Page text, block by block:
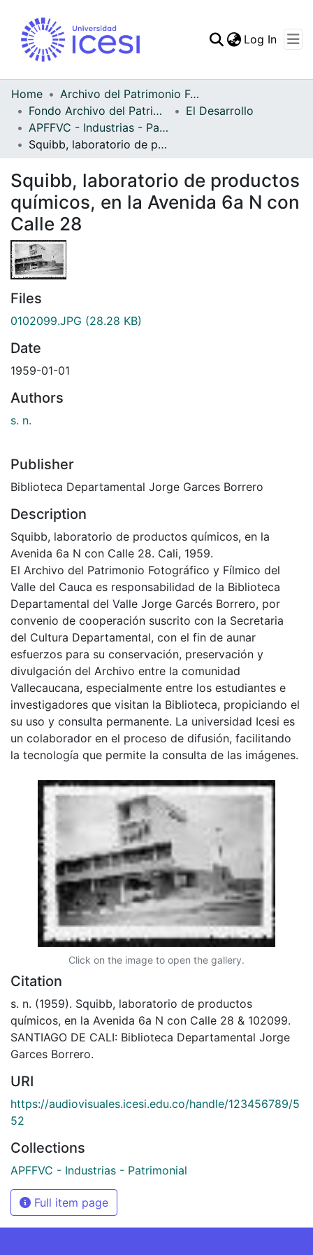
Statistics
Log In
Home
Archivo del Patrimonio Fotográfico y Fílmico del Valle del Cauca
Fondo Archivo del Patrimonio Fotográfico y Fílmico del Valle del Cauca
El Desarrollo
APFFVC - Industrias - Patrimonial
Squibb, laboratorio de productos químicos, en la Avenida 6a N con Calle 28
Squibb, laboratorio de productos
químicos, en la Avenida 6a N con
Calle 28
Files
0102099.JPG (28.28 KB)
Date
1959-01-01
Authors
s. n.
Publisher
Biblioteca Departamental Jorge Garces Borrero
Description
Squibb, laboratorio de productos químicos, en la
Avenida 6a N con Calle 28. Cali, 1959.
El Archivo del Patrimonio Fotográfico y Fílmico del
Valle del Cauca es responsabilidad de la Biblioteca
Departamental del Valle Jorge Garcés Borrero, por
convenio de cooperación suscrito con la Secretaria
del Cultura Departamental, con el fin de aunar
esfuerzos para su conservación, preservación y
divulgación del Archivo entre la comunidad
Vallecaucana, especialmente entre los estudiantes e
investigadores que visitan la Biblioteca, propiciando el
su uso y consulta permanente. La universidad Icesi es
un colaborador en el proceso de difusión, facilitando
la tecnología que permite la consulta de las imágenes.
Click on the image to open the gallery.
Citation
s. n. (1959). Squibb, laboratorio de productos
químicos, en la Avenida 6a N con Calle 28 & 102099.
SANTIAGO DE CALI: Biblioteca Departamental Jorge
Garces Borrero.
URI
https://audiovisuales.icesi.edu.co/handle/123456789/5
52
Collections
APFFVC - Industrias - Patrimonial
Full item page